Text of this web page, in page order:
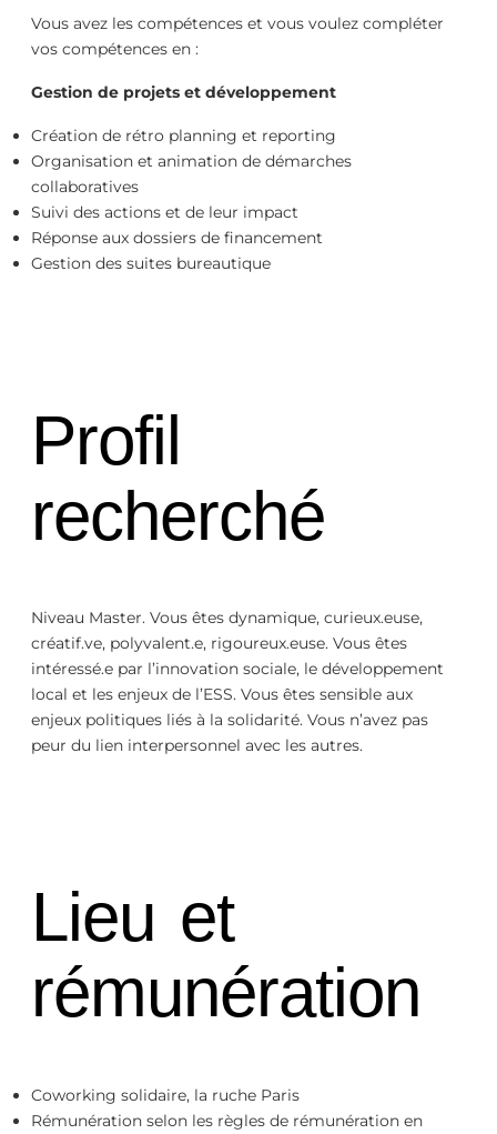
Vous avez les compétences et vous voulez compléter
vos compétences en :
Gestion de projets et développement
Création de rétro planning et reporting
Organisation et animation de démarches
collaboratives
Suivi des actions et de leur impact
Réponse aux dossiers de financement
Gestion des suites bureautique
Profil
recherché
Niveau Master. Vous êtes dynamique, curieux.euse,
créatif.ve, polyvalent.e, rigoureux.euse. Vous êtes
intéressé.e par l’innovation sociale, le développement
local et les enjeux de l’ESS. Vous êtes sensible aux
enjeux politiques liés à la solidarité. Vous n’avez pas
peur du lien interpersonnel avec les autres.
Lieu et
rémunération
Coworking solidaire, la ruche Paris
Rémunération selon les règles de rémunération en